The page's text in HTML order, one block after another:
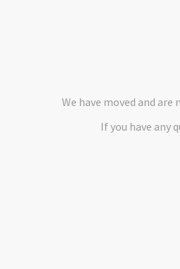
We have moved and
If you have any